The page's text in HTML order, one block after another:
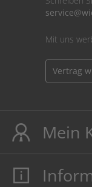
Mit uns
Vertrag
Mein
Mein Konto